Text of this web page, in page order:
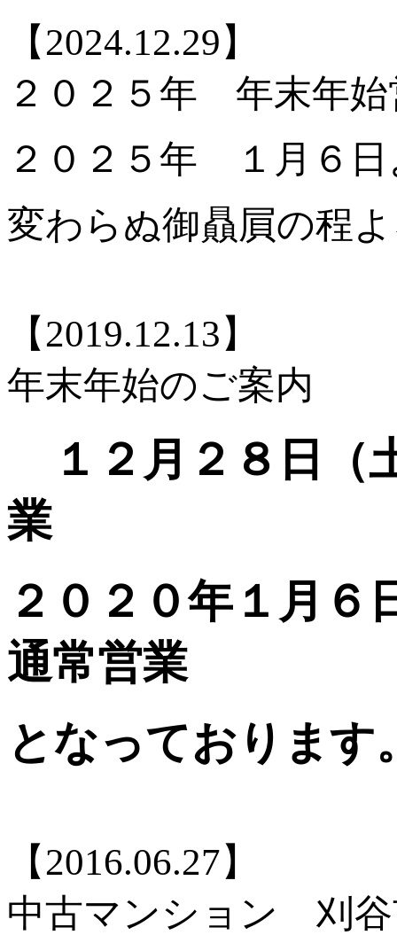
【2024.12.29】
２０２５年 年末年始
２０２５年 １月６
変わらぬ御贔屓の程
【2019.12.13】
年末年始のご案内
１２月２８日（
業
２０２０年１月
通常営業
となっております
【2016.06.27】
中古マンション 刈谷